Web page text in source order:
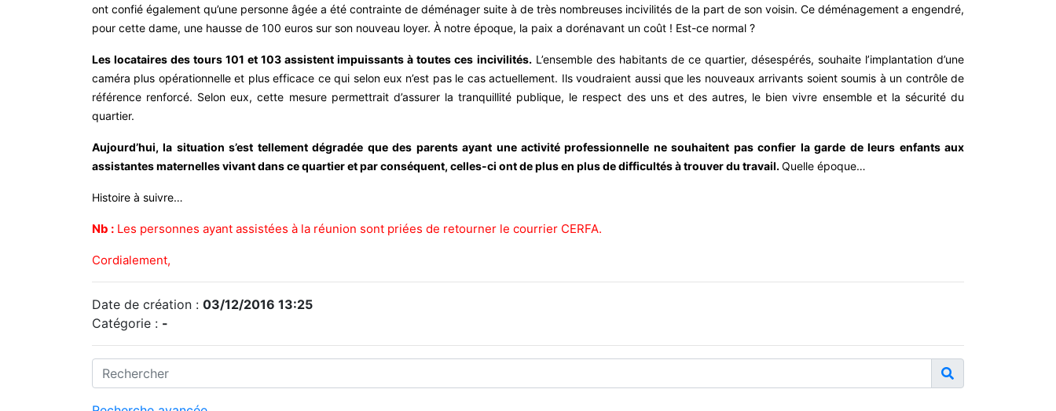
ont confié également qu’une personne âgée a été contrainte de déménager suite à de très nombreuses incivilités de la part de son voisin. Ce déménagement a engendré,
pour cette dame, une hausse de 100 euros sur son nouveau loyer. À notre époque, la paix a dorénavant un coût ! Est-ce normal ?
Les locataires des tours 101 et 103 assistent impuissants à toutes ces incivilités.L’ensemble des habitants de ce quartier, désespérés, souhaite l’implantation d’une
caméra plus opérationnelle et plus efficace ce qui selon eux n’est pas le cas actuellement. Ils voudraient aussi que les nouveaux arrivants soient soumis à un contrôle de
référence renforcé. Selon eux, cette mesure permettrait d’assurer la tranquillité publique, le respect des uns et des autres, le bien vivre ensemble et la sécurité du
quartier.
Aujourd’hui, la situation s’est tellement dégradée que des parents ayant une activité professionnelle ne souhaitent pas confier la garde de leurs enfants aux
assistantes maternelles vivant dans ce quartier et par conséquent, celles-ci ont de plus en plus de difficultés à trouver du travail.Quelle époque…
Histoire à suivre…
Nb : Les personnes ayant assistées à la réunion sont priées de retourner le courrier CERFA.
Cordialement,
Date de création : 03/12/2016 13:25
Catégorie : -